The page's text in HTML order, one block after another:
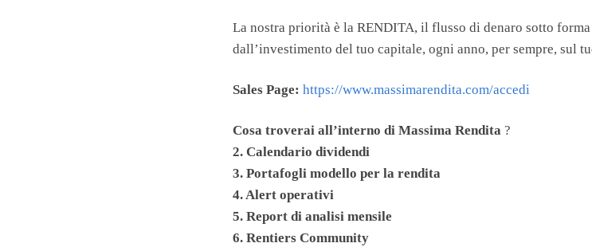
La nostra priorità è la RENDITA, il flusso di denaro sotto
dall’investimento del tuo capitale, ogni anno, per sempre, sul
Sales Page: https://www.massimarendita.com/accedi
Cosa troverai all’interno di Massima Rendita ?
2. Calendario dividendi
3. Portafogli modello per la rendita
4. Alert operativi
5. Report di analisi mensile
6. Rentiers Community